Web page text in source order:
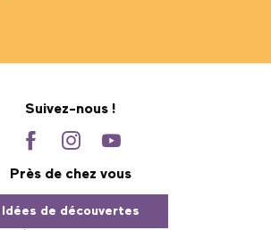
Suivez-nous !
Près de chez vous
Idées de découvertes